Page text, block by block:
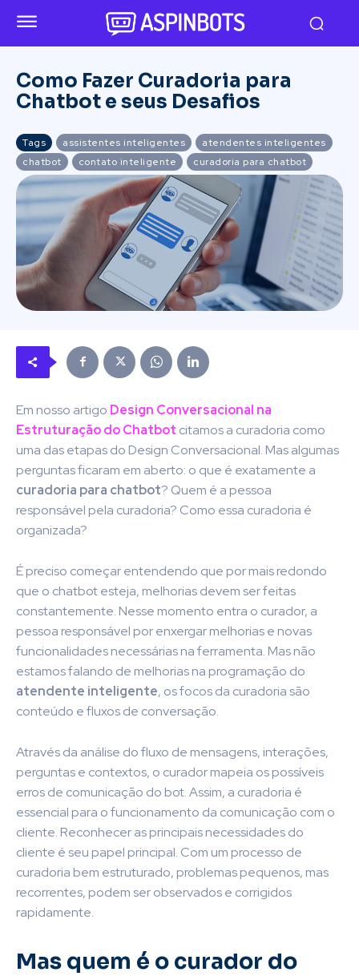
Como Fazer Curadoria para
Chatbot e seus Desafios
Tags assistentes inteligentes
atendentes inteligentes
chatbot
contato inteligente curadoria para chatbot
Em nosso artigo Design Conversacional na
Estruturação do Chatbot citamos a curadoria como
uma das etapas do Design Conversacional. Mas algumas
perguntas ficaram em aberto: o que é exatamente a
curadoria para chatbot? Quem é a pessoa
responsável pela curadoria? Como essa curadoria é
organizada?
É preciso começar entendendo que por mais redondo
que o chatbot esteja, melhorias devem ser feitas
constantemente. Nesse momento entra o curador, a
pessoa responsável por enxergar melhorias e novas
funcionalidades necessárias na ferramenta. Mas não
estamos falando de melhorias na programação do
atendente inteligente, os focos da curadoria são
conteúdo e fluxos de conversação.
Através da análise do fluxo de mensagens, interações,
perguntas e contextos, o curador mapeia os possíveis
erros de comunicação do bot. Assim, a curadoria é
essencial para o funcionamento da comunicação com o
cliente. Reconhecer as principais necessidades do
cliente é seu papel principal. Com um processo de
curadoria bem estruturado, problemas pequenos, mas
recorrentes, podem ser observados e corrigidos
rapidamente.
Mas quem é o curador do